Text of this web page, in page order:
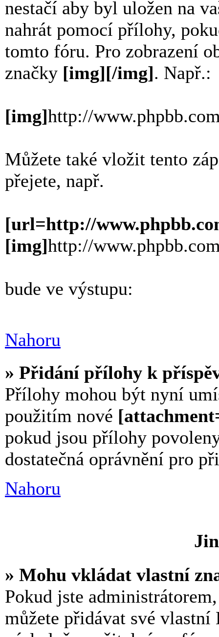
nestačí aby byl uložen na
nahrát pomocí přílohy,
tomto fóru. Pro zobrazení
značky [img][/img]. Např.:
[img]http://
Můžete také vložit tento
přejete, např.
[url=http://
[img]http://
bude ve výstupu:
Nahoru
» Přidání přílohy k
Přílohy mohou být nyní
použitím nové
pokud jsou přílohy
dostatečná oprávnění pro
Nahoru
» Mohu vkládat vlastní
Pokud jste
můžete přidávat své vlastní